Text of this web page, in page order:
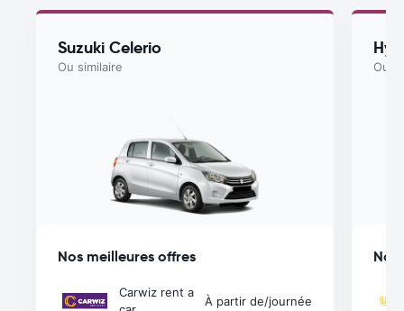
Suzuki Celerio
Ou similaire
Nos meilleures offres
Carwiz rent a
À partir de/journée
Ou
Nos